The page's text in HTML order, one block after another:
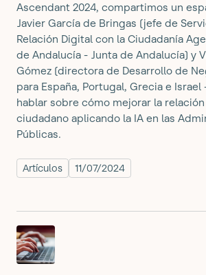
Ascendant 2024, compartimos un
Javier García de Bringas (jefe de
Relación Digital con la Ciudadanía
de Andalucía - Junta de Andalucía) y
Gómez (directora de Desarrollo de
para España, Portugal, Grecia e Israel
hablar sobre cómo mejorar la
ciudadano aplicando la IA en las
Públicas.
Artículos 11/07/2024